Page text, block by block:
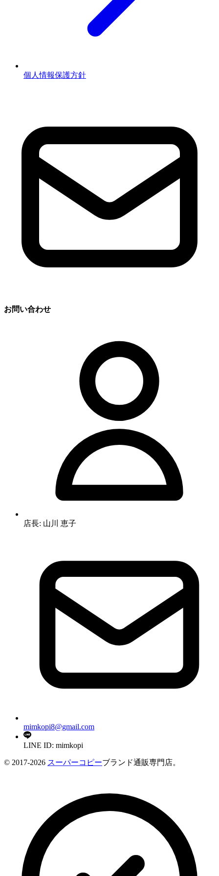
個人情報保護方針
お問い合わせ
店長: 山川 恵子
mimkopi8@gmail.com
LINE ID: mimkopi
© 2017-2026 スーパーコピーブランド通販専門店。